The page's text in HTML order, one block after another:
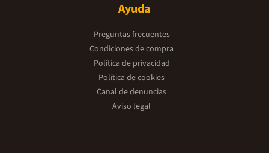
Ayuda
Preguntas frecuentes
Condiciones de compra
Política de privacidad
Política de cookies
Canal de denuncias
Aviso legal